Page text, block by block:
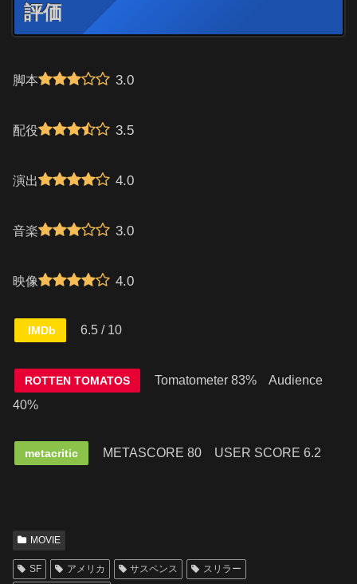
評価
脚本 3.0
配役 3.5
演出 4.0
音楽 3.0
映像 4.0
IMDb 6.5 / 10
ROTTEN TOMATOS
Tomatometer 83% Audience
40%
metacritic METASCORE 80 USER SCORE 6.2
MOVIE
SF アメリカ サスペンス
スリラー